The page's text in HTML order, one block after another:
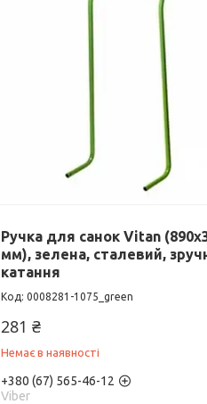
Ручка для санок Vitan
мм), зелена, сталевий,
катання
0008281-1075_green
281 ₴
Немає в наявності
+380 (67) 565-46-12
Viber